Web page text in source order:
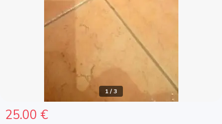
1/3
25.00 €